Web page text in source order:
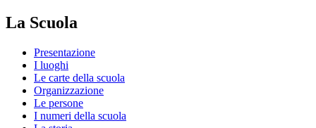
La Scuola
Presentazione
I luoghi
Le carte della scuola
Organizzazione
Le persone
I numeri della scuola